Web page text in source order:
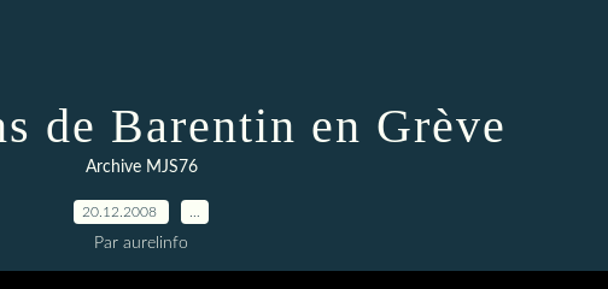
de Barentin en Grève
Archive MJS76
20.12.2008
Par aurelinfo